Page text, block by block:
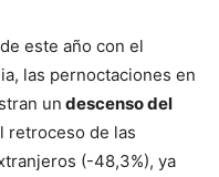
este año con el
las pernoctaciones en
un descenso del
retroceso de las
(-48,3%), ya